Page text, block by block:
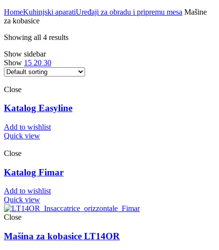
HomeKuhinjski aparatiUređaji za obradu i pripremu mesa Mašine
za kobasice
Showing all 4 results
Show sidebar
Show 15 20 30
Close
Katalog Easyline
Add to wishlist
Quick view
Close
Katalog Fimar
Add to wishlist
Quick view
Close
Mašina za kobasice LT14OR